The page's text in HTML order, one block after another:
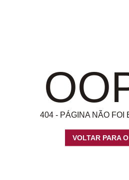
404 - PÁGINA NÃO FOI
VOLTAR PARA